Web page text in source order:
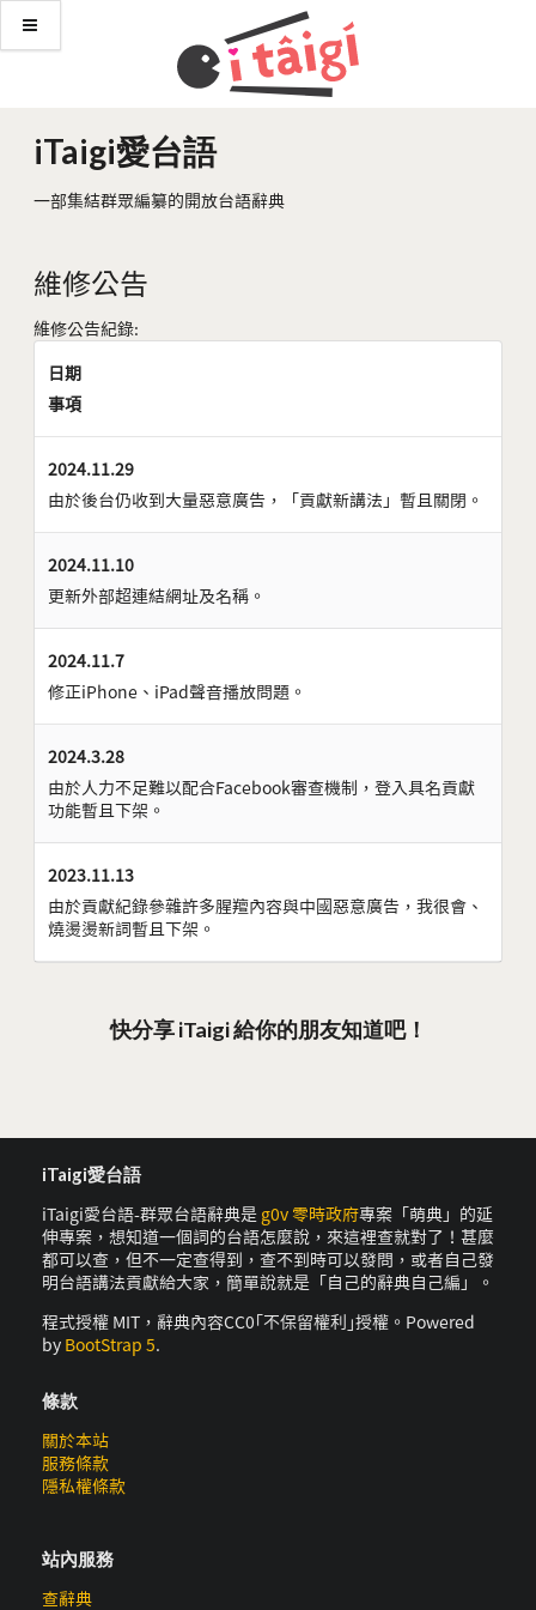
iTaigi愛台語
一部集結群眾編纂的開放台語辭典
維修公告
維修公告紀錄:
日期
事項
2024.11.29
由於後台仍收到大量惡意廣告，「貢獻新講法」暫且關閉。
2024.11.10
更新外部超連結網址及名稱。
2024.11.7
修正iPhone、iPad聲音播放問題。
2024.3.28
由於人力不足難以配合Facebook審查機制，登入具名貢獻
功能暫且下架。
2023.11.13
由於貢獻紀錄參雜許多腥羶內容與中國惡意廣告，我很會、
燒燙燙新詞暫且下架。
快分享 iTaigi 給你的朋友知道吧！
iTaigi愛台語
iTaigi愛台語-群眾台語辭典是 g0v 零時政府專案「萌典」的延
伸專案，想知道一個詞的台語怎麼說，來這裡查就對了！甚麼
都可以查，但不一定查得到，查不到時可以發問，或者自己發
明台語講法貢獻給大家，簡單說就是「自己的辭典自己編」。
程式授權 MIT，辭典內容CC0｢不保留權利｣授權。Powered
by BootStrap 5.
條款
關於本站
服務條款
隱私權條款
站內服務
查辭典